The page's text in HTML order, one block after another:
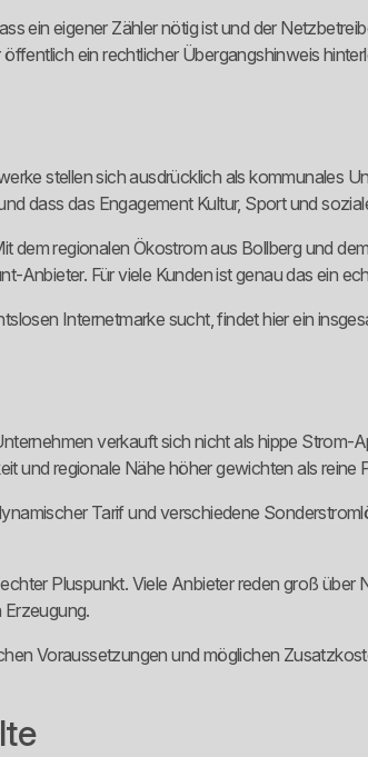
ein eigener Zähler nötig ist und der
ein rechtlicher Übergangshinweis
stellen sich ausdrücklich als kommunales
dass das Engagement Kultur, Sport und
dem regionalen Ökostrom aus Bollberg und
Anbieter. Für viele Kunden ist genau das ein
Internetmarke sucht, findet hier ein
verkauft sich nicht als hippe
und regionale Nähe höher gewichten als reine
Tarif und verschiedene
Pluspunkt. Viele Anbieter reden groß
Voraussetzungen und möglichen